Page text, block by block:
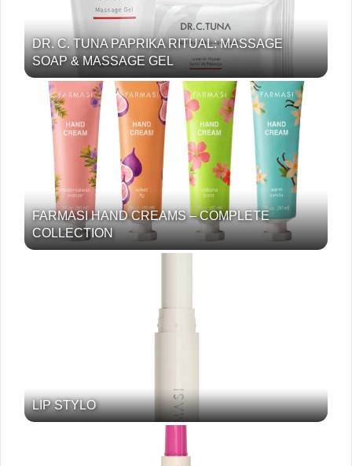
DR. C. TUNA PAPRIKA RITUAL: MASSAGE
SOAP & MASSAGE GEL
FARMASI HAND CREAMS – COMPLETE
COLLECTION
LIP STYLO